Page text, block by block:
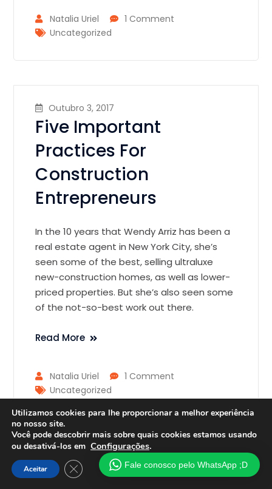
Natalia Uriel
1 Comment
Uncategorized
Outubro 3, 2017
Five Important
Practices For
Construction
Entrepreneurs
In the 10 years that Wendy Arriz has been a
real estate agent in New York City, she’s
seen some of the best, selling ultraluxe
new-construction homes, as well as lower-
priced properties. But she’s also seen some
of the not-so-best work out there.
Read More
Natalia Uriel
1 Comment
Uncategorized
Soma Criação Desenvolvimento
Home
Blog Onde Econtrar
Utilizamos cookies para lhe proporcionar a melhor experiência
no nosso site.
Você pode descobrir mais sobre quais cookies estamos usando
ou desativá-los em Configurações.
Aceitar Close GDPR Cookie Banner
Fale conosco pelo WhatsApp ;D